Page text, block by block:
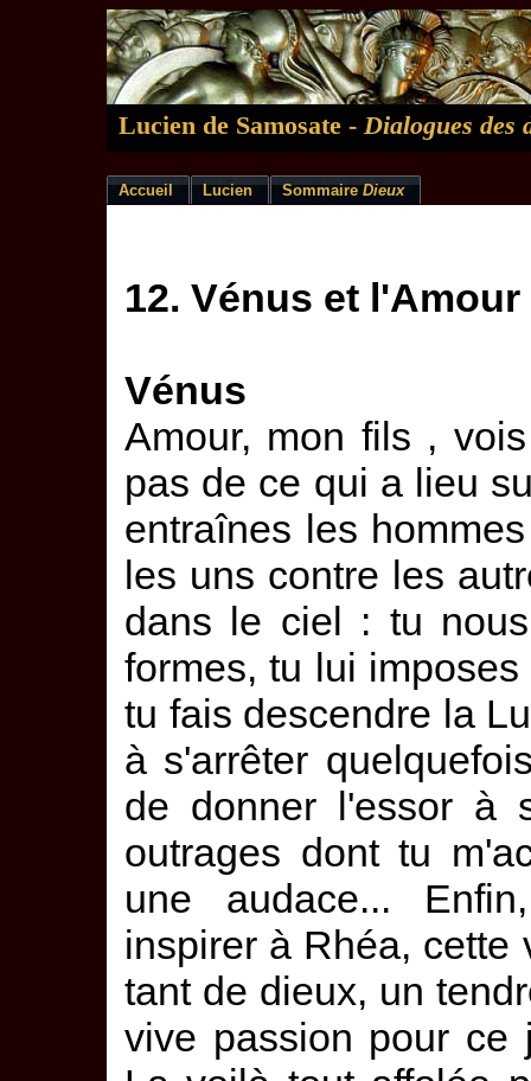
Lucien de Samosate - Dialogues des
Accueil Lucien SommaireDieux
12. Vénus et l'Amour
Vénus
Amour, mon fils ,
pas de ce qui a lieu
entraînes les
les uns contre les
dans le ciel : tu
formes, tu lui
tu fais descendre la
à s'arrêter
de donner l'essor à
outrages dont tu
une audace...
inspirer à Rhéa, cette
tant de dieux, un
vive passion pour ce